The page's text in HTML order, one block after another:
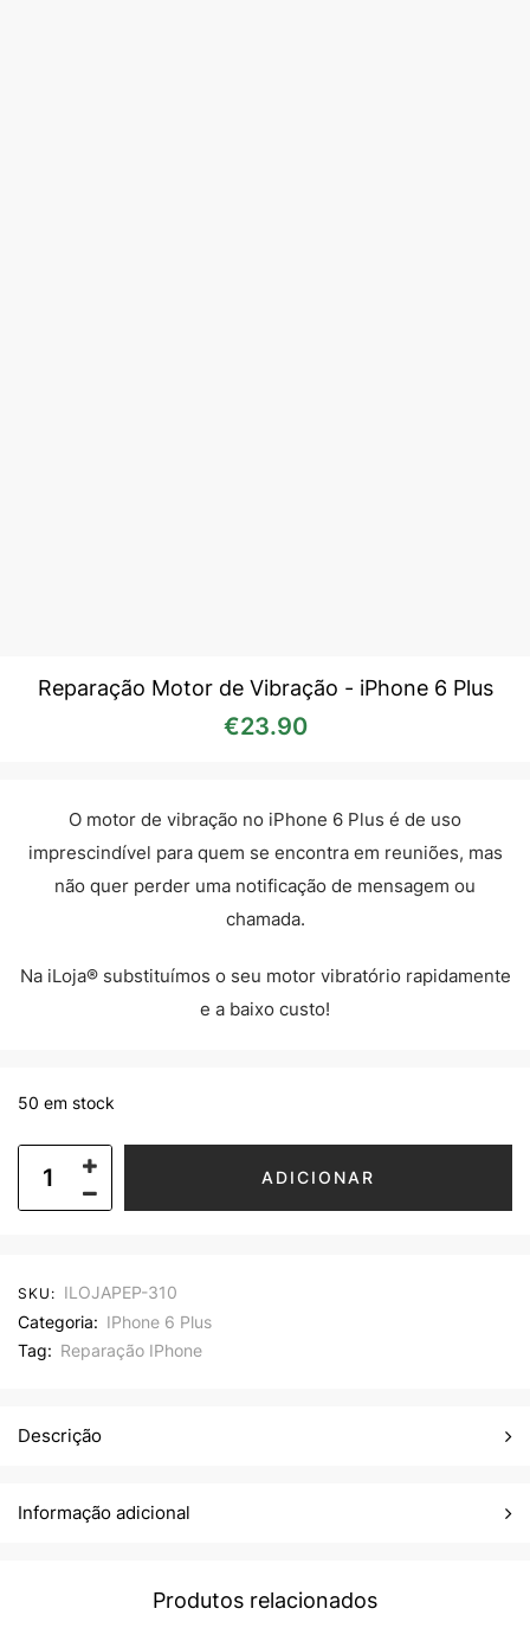
Reparação Motor de Vibração - iPhone 6 Plus
€23.90
O motor de vibração no iPhone 6 Plus é de uso
imprescindível para quem se encontra em reuniões, mas
não quer perder uma notificação de mensagem ou
chamada.
Na iLoja® substituímos o seu motor vibratório rapidamente
e a baixo custo!
50 em stock
ADICIONAR
SKU: ILOJAPEP-310
Categoria: IPhone 6 Plus
Tag: Reparação IPhone
Descrição
Informação adicional
Produtos relacionados